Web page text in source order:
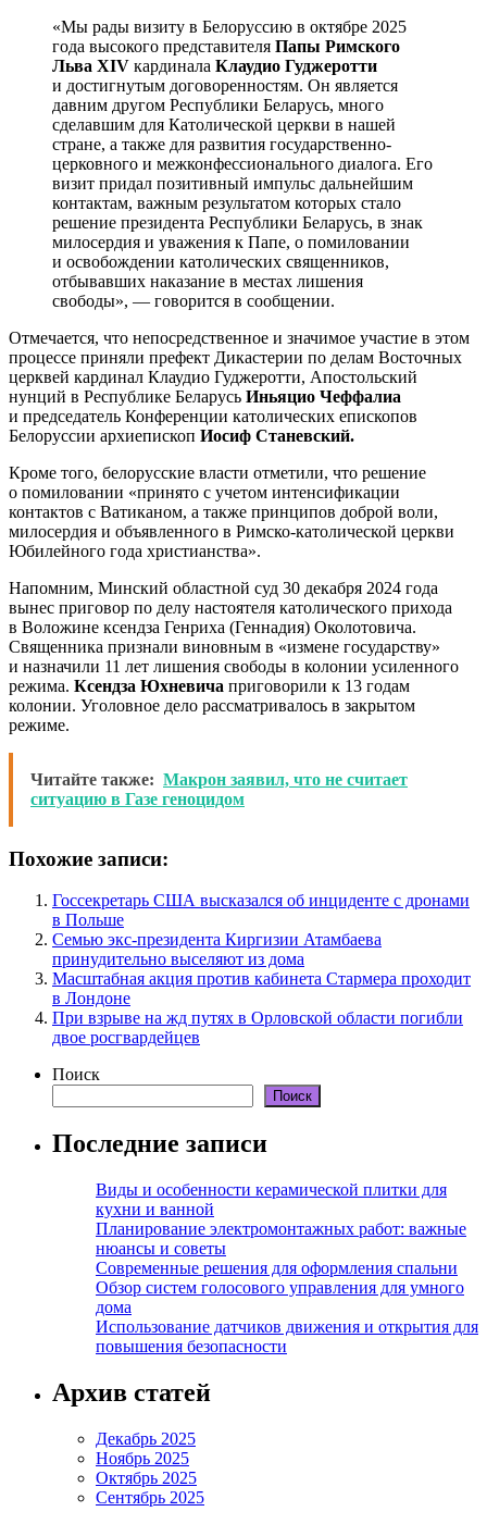
«Мы рады визиту в Белоруссию в октябре 2025
года высокого представителя Папы Римского
Льва XIV кардинала Клаудио Гуджеротти
и достигнутым договоренностям. Он является
давним другом Республики Беларусь, много
сделавшим для Католической церкви в нашей
стране, а также для развития государственно-
церковного и межконфессионального диалога. Его
визит придал позитивный импульс дальнейшим
контактам, важным результатом которых стало
решение президента Республики Беларусь, в знак
милосердия и уважения к Папе, о помиловании
и освобождении католических священников,
отбывавших наказание в местах лишения
свободы», — говорится в сообщении.
Отмечается, что непосредственное и значимое участие в этом
процессе приняли префект Дикастерии по делам Восточных
церквей кардинал Клаудио Гуджеротти, Апостольский
нунций в Республике Беларусь Иньяцио Чеффалиа
и председатель Конференции католических епископов
Белоруссии архиепископ Иосиф Станевский.
Кроме того, белорусские власти отметили, что решение
о помиловании «принято с учетом интенсификации
контактов с Ватиканом, а также принципов доброй воли,
милосердия и объявленного в Римско-католической церкви
Юбилейного года христианства».
Напомним, Минский областной суд 30 декабря 2024 года
вынес приговор по делу настоятеля католического прихода
в Воложине ксендза Генриха (Геннадия) Околотовича.
Священника признали виновным в «измене государству»
и назначили 11 лет лишения свободы в колонии усиленного
режима. Ксендза Юхневича приговорили к 13 годам
колонии. Уголовное дело рассматривалось в закрытом
режиме.
Читайте также: Макрон заявил, что не считает
ситуацию в Газе геноцидом
Похожие записи:
Госсекретарь США высказался об инциденте с дронами
в Польше
Семью экс-президента Киргизии Атамбаева
принудительно выселяют из дома
Масштабная акция против кабинета Стармера проходит
в Лондоне
При взрыве на жд путях в Орловской области погибли
двое росгвардейцев
Поиск
Поиск
Последние записи
Виды и особенности керамической плитки для
кухни и ванной
Планирование электромонтажных работ: важные
нюансы и советы
Современные решения для оформления спальни
Обзор систем голосового управления для умного
дома
Использование датчиков движения и открытия для
повышения безопасности
Архив статей
Декабрь 2025
Ноябрь 2025
Октябрь 2025
Сентябрь 2025